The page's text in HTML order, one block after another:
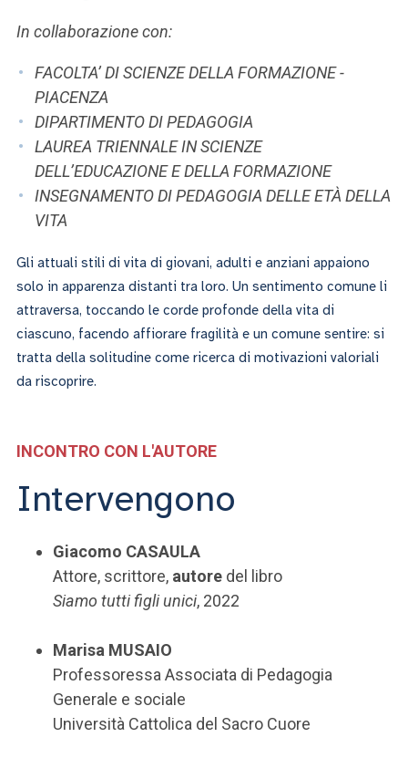
ACCEDI A CLOUDMAIL
In collaborazione con:
FACOLTA’ DI SCIENZE DELLA FORMAZIONE -
PIACENZA
DIPARTIMENTO DI PEDAGOGIA
LAUREA TRIENNALE IN SCIENZE
DELL’EDUCAZIONE E DELLA FORMAZIONE
INSEGNAMENTO DI PEDAGOGIA DELLE ETÀ DELLA
VITA
Gli attuali stili di vita di giovani, adulti e anziani appaiono
solo in apparenza distanti tra loro. Un sentimento comune li
attraversa, toccando le corde profonde della vita di
ciascuno, facendo affiorare fragilità e un comune sentire: si
tratta della solitudine come ricerca di motivazioni valoriali
da riscoprire.
INCONTRO CON L'AUTORE
Intervengono
Giacomo CASAULA
Attore, scrittore, autore del libro
Siamo tutti figli unici, 2022
Marisa MUSAIO
Professoressa Associata di Pedagogia
Generale e sociale
Università Cattolica del Sacro Cuore